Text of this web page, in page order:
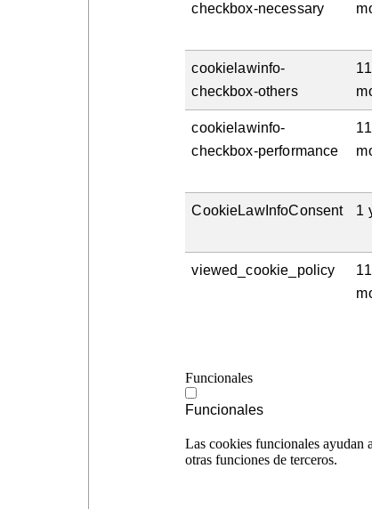
checkbox-necessary
cookielawinfo-
checkbox-others
11
cookielawinfo-
checkbox-performance
11
CookieLawInfoConsent 1
viewed_cookie_policy
11
Funcionales
Funcionales
Las cookies funcionales ayudan
otras funciones de terceros.